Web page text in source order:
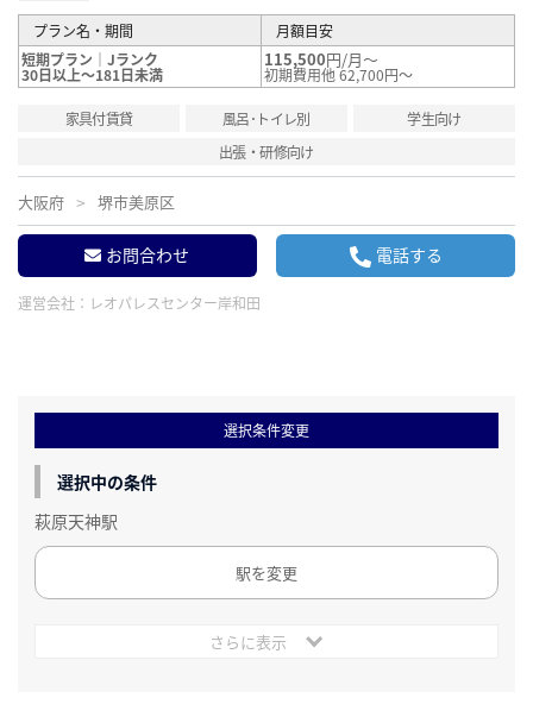
プラン名・期間
月額目安
短期プラン｜Jランク
30日以上～181日未満
115,500円/月～
初期費用他 62,700円～
家具付賃貸 風呂･トイレ別
学生向け
出張・研修向け
大阪府 堺市美原区
お問合わせ 電話する
運営会社： レオパレスセンター岸和田
選択条件変更
選択中の条件
萩原天神駅
駅を変更
さらに表示